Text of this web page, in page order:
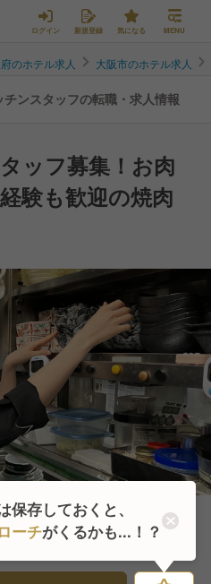
ログイン 新規登録 気になる MENU
のホテル求人 大阪市のホテル求人
ンスタッフの転職・求人情報
ッフ募集！お肉
験も歓迎の焼肉
求人を検討中
保存しておくと、
ーチがくるかも...！？